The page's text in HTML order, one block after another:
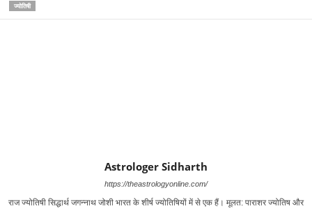
ज्‍योतिषी
Astrologer Sidharth
https://theastrologyonline.com/
राज ज्‍योतिषी सिद्धार्थ जगन्‍नाथ जोशी भारत के शीर्ष ज्‍योतिषियों में से एक हैं। मूलत: पाराशर ज्‍योतिष और